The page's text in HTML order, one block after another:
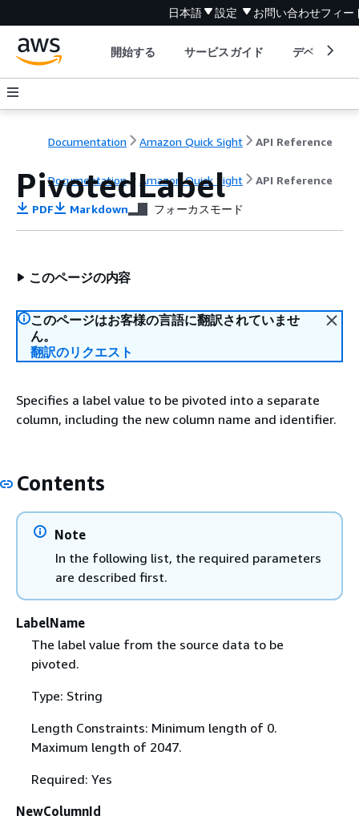
日本語 設定 お問い合わせフィー
開始する サービスガイド デベロッパ
Documentation Amazon Quick Sight API Reference
Documentation Amazon Quick Sight API Reference
PivotedLabel
PDF Markdown フォーカスモード
このページの内容
このページはお客様の言語に翻訳されていませ
ん。
翻訳のリクエスト
Specifies a label value to be pivoted into a separate
column, including the new column name and identifier.
Contents
Note
In the following list, the required parameters
are described first.
LabelName
The label value from the source data to be
pivoted.
Type: String
Length Constraints: Minimum length of 0.
Maximum length of 2047.
Required: Yes
NewColumnId